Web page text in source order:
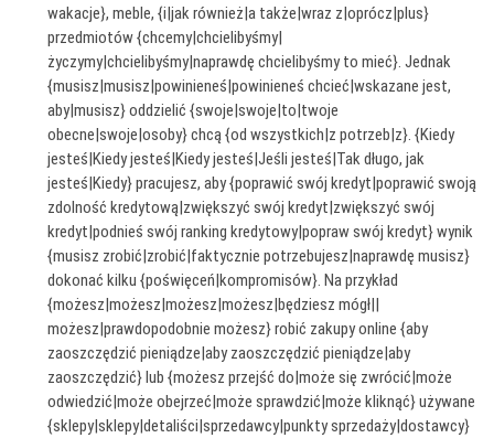
wakacje}, meble, {i|jak również|a także|wraz z|oprócz|plus}
przedmiotów {chcemy|chcielibyśmy|
życzymy|chcielibyśmy|naprawdę chcielibyśmy to mieć}. Jednak
{musisz|musisz|powinieneś|powinieneś chcieć|wskazane jest,
aby|musisz} oddzielić {swoje|swoje|to|twoje
obecne|swoje|osoby} chcą {od wszystkich|z potrzeb|z}. {Kiedy
jesteś|Kiedy jesteś|Kiedy jesteś|Jeśli jesteś|Tak długo, jak
jesteś|Kiedy} pracujesz, aby {poprawić swój kredyt|poprawić swoją
zdolność kredytową|zwiększyć swój kredyt|zwiększyć swój
kredyt|podnieś swój ranking kredytowy|popraw swój kredyt} wynik
{musisz zrobić|zrobić|faktycznie potrzebujesz|naprawdę musisz}
dokonać kilku {poświęceń|kompromisów}. Na przykład
{możesz|możesz|możesz|możesz|będziesz mógł||
możesz|prawdopodobnie możesz} robić zakupy online {aby
zaoszczędzić pieniądze|aby zaoszczędzić pieniądze|aby
zaoszczędzić} lub {możesz przejść do|może się zwrócić|może
odwiedzić|może obejrzeć|może sprawdzić|może kliknąć} używane
{sklepy|sklepy|detaliści|sprzedawcy|punkty sprzedaży|dostawcy}